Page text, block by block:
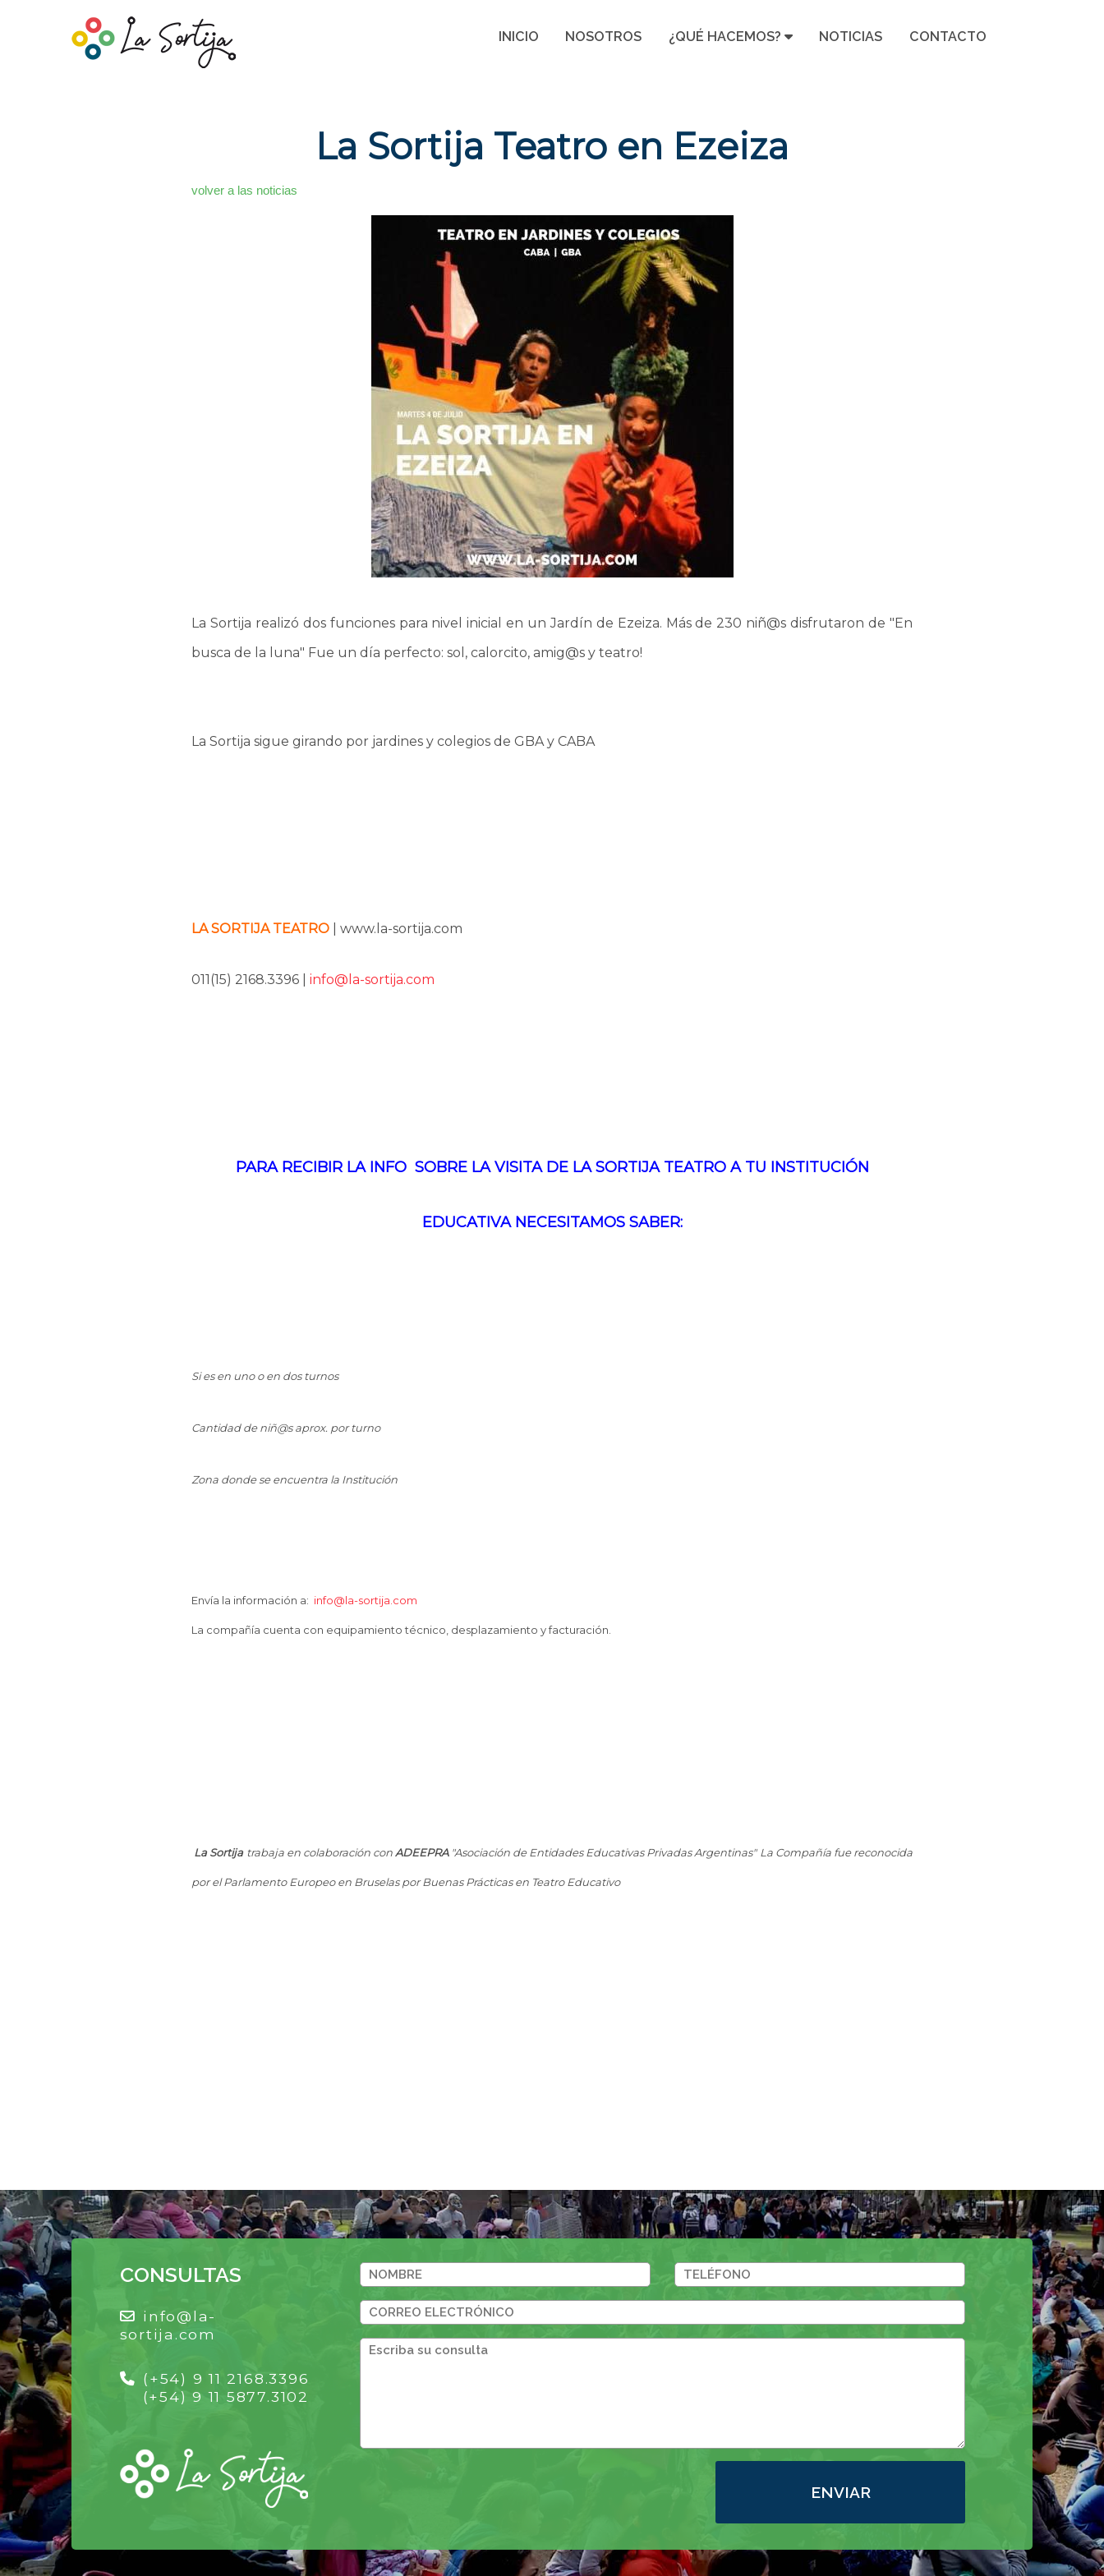
INICIO NOSOTROS ¿QUÉ HACEMOS? NOTICIAS CONTACTO
La Sortija Teatro en Ezeiza
volver a las noticias
La Sortija realizó dos funciones para nivel inicial en un Jardín de Ezeiza. Más de 230 niñ@s disfrutaron de "En
busca de la luna" Fue un día perfecto: sol, calorcito, amig@s y teatro!
La Sortija sigue girando por jardines y colegios de GBA y CABA
LA SORTIJA TEATRO | www.la-sortija.com
011(15) 2168.3396 |info@la-sortija.com
PARA RECIBIR LA INFO SOBRE LA VISITA DE LA SORTIJA TEATRO A TU INSTITUCIÓN
EDUCATIVA NECESITAMOS SABER:
Si es en uno o en dos turnos
Cantidad de niñ@s aprox. por turno
Zona donde se encuentra la Institución
Envía la información a: info@la-sortija.com
La compañía cuenta con equipamiento técnico, desplazamiento y facturación.
La Sortijatrabaja en colaboración conADEEPRA"Asociación de Entidades Educativas Privadas Argentinas" La Compañía fue reconocida
por el Parlamento Europeo en Bruselas por Buenas Prácticas en Teatro Educativo
CONSULTAS
info@la-
sortija.com
(+54) 9 11 2168.3396
(+54) 9 11 5877.3102
ENVIAR